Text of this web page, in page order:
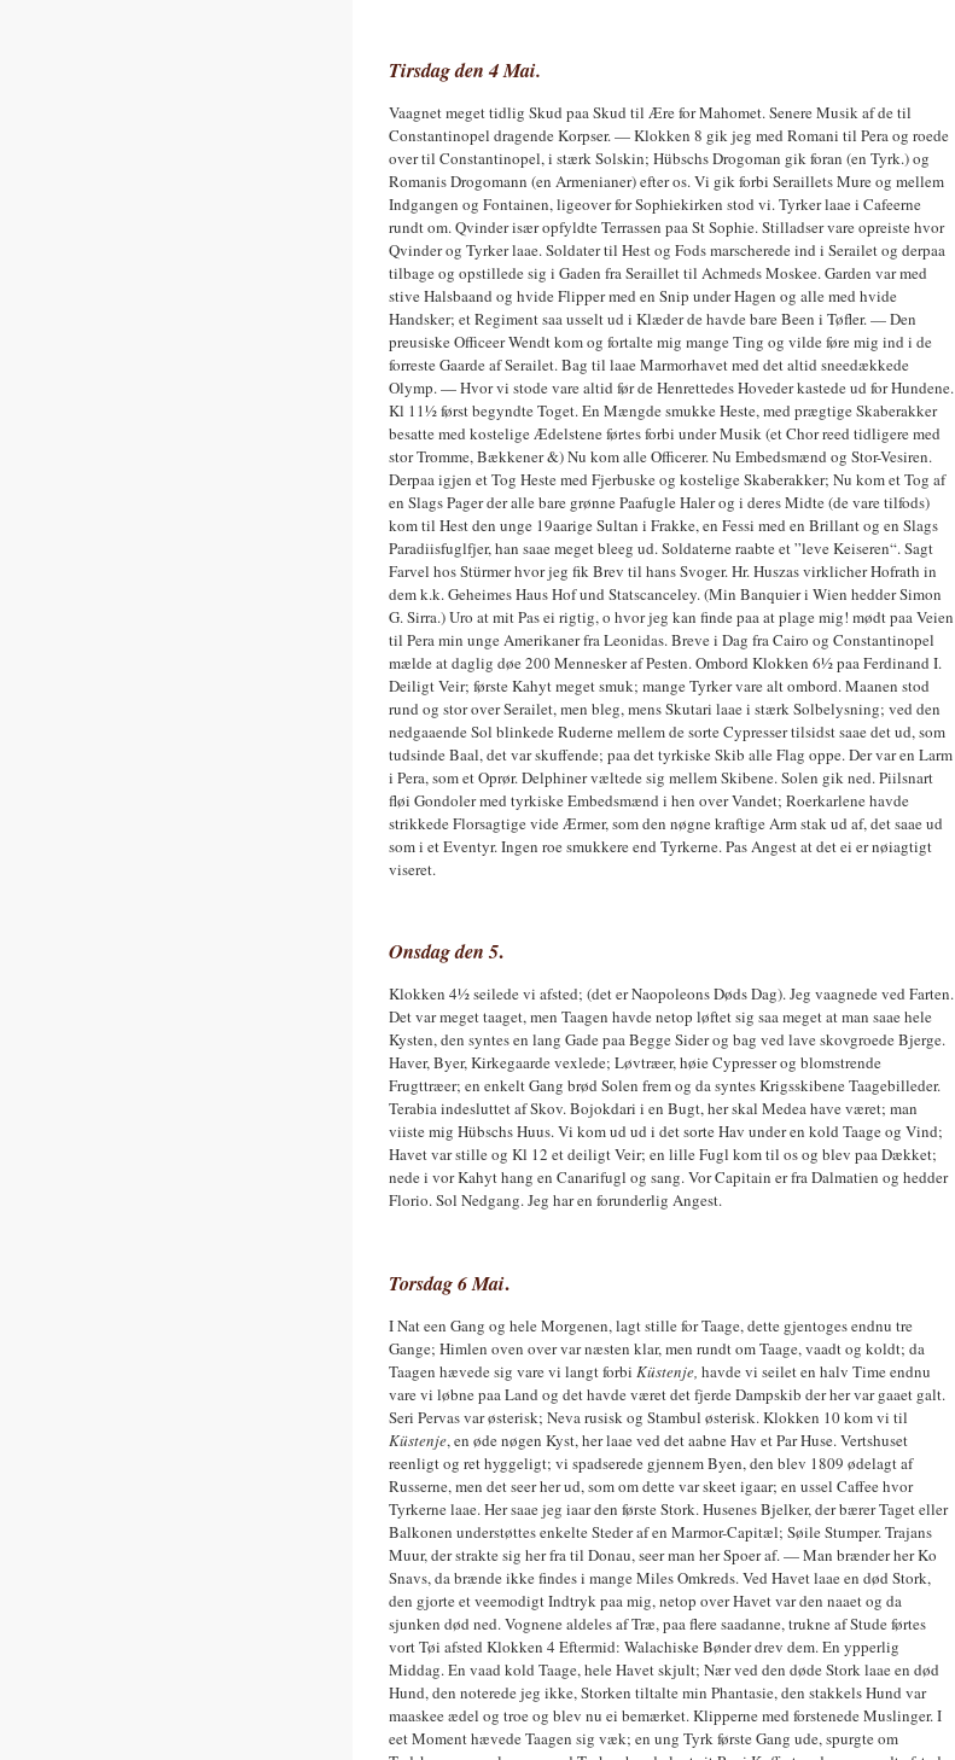
Tirsdag den 4 Mai.
Vaagnet meget tidlig Skud paa Skud til Ære for Mahomet. Senere Musik af de til
Constantinopel dragende Korpser. — Klokken 8 gik jeg med Romani til Pera og roede
over til Constantinopel, i stærk Solskin; Hübschs Drogoman gik foran (en Tyrk.) og
Romanis Drogomann (en Armenianer) efter os. Vi gik forbi Seraillets Mure og mellem
Indgangen og Fontainen, ligeover for Sophiekirken stod vi. Tyrker laae i Cafeerne
rundt om. Qvinder især opfyldte Terrassen paa St Sophie. Stilladser vare opreiste hvor
Qvinder og Tyrker laae. Soldater til Hest og Fods marscherede ind i Serailet og derpaa
tilbage og opstillede sig i Gaden fra Seraillet til Achmeds Moskee. Garden var med
stive Halsbaand og hvide Flipper med en Snip under Hagen og alle med hvide
Handsker; et Regiment saa usselt ud i Klæder de havde bare Been i Tøfler. — Den
preusiske Officeer Wendt kom og fortalte mig mange Ting og vilde føre mig ind i de
forreste Gaarde af Serailet. Bag til laae Marmorhavet med det altid sneedækkede
Olymp. — Hvor vi stode vare altid før de Henrettedes Hoveder kastede ud for Hundene.
Kl 11½ først begyndte Toget. En Mængde smukke Heste, med prægtige Skaberakker
besatte med kostelige Ædelstene førtes forbi under Musik (et Chor reed tidligere med
stor Tromme, Bækkener &) Nu kom alle Officerer. Nu Embedsmænd og Stor-Vesiren.
Derpaa igjen et Tog Heste med Fjerbuske og kostelige Skaberakker; Nu kom et Tog af
en Slags Pager der alle bare grønne Paafugle Haler og i deres Midte (de vare tilfods)
kom til Hest den unge 19aarige Sultan i Frakke, en Fessi med en Brillant og en Slags
Paradiisfuglfjer, han saae meget bleeg ud. Soldaterne raabte et ”leve Keiseren“. Sagt
Farvel hos Stürmer hvor jeg fik Brev til hans Svoger. Hr. Huszas virklicher Hofrath in
dem k.k. Geheimes Haus Hof und Statscanceley. (Min Banquier i Wien hedder Simon
G. Sirra.) Uro at mit Pas ei rigtig, o hvor jeg kan finde paa at plage mig! mødt paa Veien
til Pera min unge Amerikaner fra Leonidas. Breve i Dag fra Cairo og Constantinopel
mælde at daglig døe 200 Mennesker af Pesten. Ombord Klokken 6½ paa Ferdinand I.
Deiligt Veir; første Kahyt meget smuk; mange Tyrker vare alt ombord. Maanen stod
rund og stor over Serailet, men bleg, mens Skutari laae i stærk Solbelysning; ved den
nedgaaende Sol blinkede Ruderne mellem de sorte Cypresser tilsidst saae det ud, som
tudsinde Baal, det var skuffende; paa det tyrkiske Skib alle Flag oppe. Der var en Larm
i Pera, som et Oprør. Delphiner væltede sig mellem Skibene. Solen gik ned. Piilsnart
fløi Gondoler med tyrkiske Embedsmænd i hen over Vandet; Roerkarlene havde
strikkede Florsagtige vide Ærmer, som den nøgne kraftige Arm stak ud af, det saae ud
som i et Eventyr. Ingen roe smukkere end Tyrkerne. Pas Angest at det ei er nøiagtigt
viseret.
Onsdag den 5.
Klokken 4½ seilede vi afsted; (det er Naopoleons Døds Dag). Jeg vaagnede ved Farten.
Det var meget taaget, men Taagen havde netop løftet sig saa meget at man saae hele
Kysten, den syntes en lang Gade paa Begge Sider og bag ved lave skovgroede Bjerge.
Haver, Byer, Kirkegaarde vexlede; Løvtræer, høie Cypresser og blomstrende
Frugttræer; en enkelt Gang brød Solen frem og da syntes Krigsskibene Taagebilleder.
Terabia indesluttet af Skov. Bojokdari i en Bugt, her skal Medea have været; man
viiste mig Hübschs Huus. Vi kom ud ud i det sorte Hav under en kold Taage og Vind;
Havet var stille og Kl 12 et deiligt Veir; en lille Fugl kom til os og blev paa Dækket;
nede i vor Kahyt hang en Canarifugl og sang. Vor Capitain er fra Dalmatien og hedder
Florio. Sol Nedgang. Jeg har en forunderlig Angest.
Torsdag 6 Mai.
I Nat een Gang og hele Morgenen, lagt stille for Taage, dette gjentoges endnu tre
Gange; Himlen oven over var næsten klar, men rundt om Taage, vaadt og koldt; da
Taagen hævede sig vare vi langt forbi Küstenje, havde vi seilet en halv Time endnu
vare vi løbne paa Land og det havde været det fjerde Dampskib der her var gaaet galt.
Seri Pervas var østerisk; Neva rusisk og Stambul østerisk. Klokken 10 kom vi til
Küstenje, en øde nøgen Kyst, her laae ved det aabne Hav et Par Huse. Vertshuset
reenligt og ret hyggeligt; vi spadserede gjennem Byen, den blev 1809 ødelagt af
Russerne, men det seer her ud, som om dette var skeet igaar; en ussel Caffee hvor
Tyrkerne laae. Her saae jeg iaar den første Stork. Husenes Bjelker, der bærer Taget eller
Balkonen understøttes enkelte Steder af en Marmor-Capitæl; Søile Stumper. Trajans
Muur, der strakte sig her fra til Donau, seer man her Spoer af. — Man brænder her Ko
Snavs, da brænde ikke findes i mange Miles Omkreds. Ved Havet laae en død Stork,
den gjorte et veemodigt Indtryk paa mig, netop over Havet var den naaet og da
sjunken død ned. Vognene aldeles af Træ, paa flere saadanne, trukne af Stude førtes
vort Tøi afsted Klokken 4 Eftermid: Walachiske Bønder drev dem. En ypperlig
Middag. En vaad kold Taage, hele Havet skjult; Nær ved den døde Stork laae en død
Hund, den noterede jeg ikke, Storken tiltalte min Phantasie, den stakkels Hund var
maaskee ædel og troe og blev nu ei bemærket. Klipperne med forstenede Muslinger. I
eet Moment hævede Taagen sig væk; en ung Tyrk første Gang ude, spurgte om